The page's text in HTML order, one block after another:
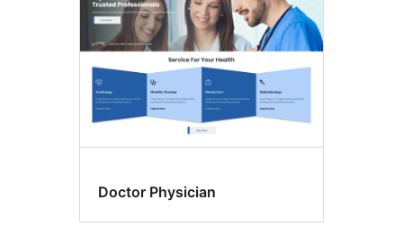
Doctor Physician